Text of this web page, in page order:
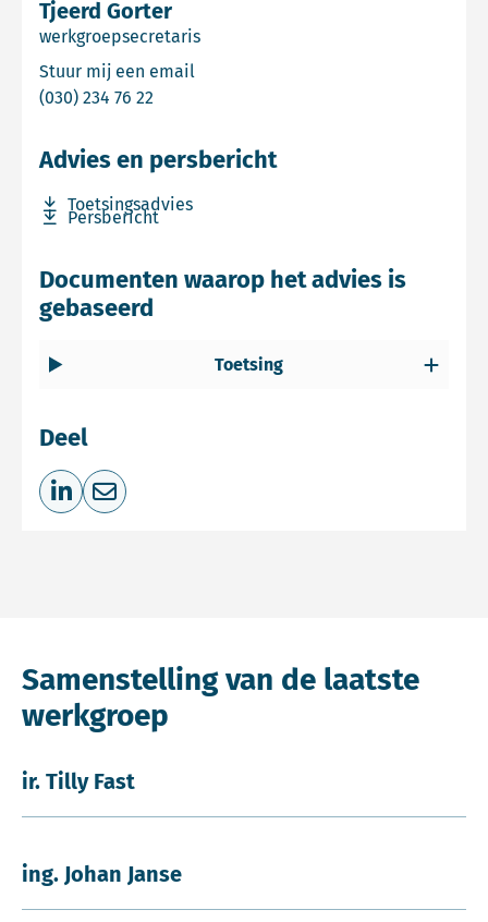
Tjeerd Gorter
werkgroepsecretaris
Stuur mij een email
(030) 234 76 22
Advies en persbericht
Toetsingsadvies
Download bestand Toetsingsadvies
Persbericht
Download bestand Persbericht
Documenten waarop het advies is
gebaseerd
Toetsing
Deel
Deel op LinkedIn
Deel via e-mail
Samenstelling van de laatste
werkgroep
ir. Tilly Fast
ing. Johan Janse